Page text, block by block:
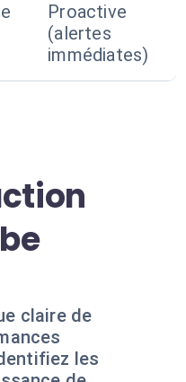
Proactive
(alertes
immédiates)
claire de
les